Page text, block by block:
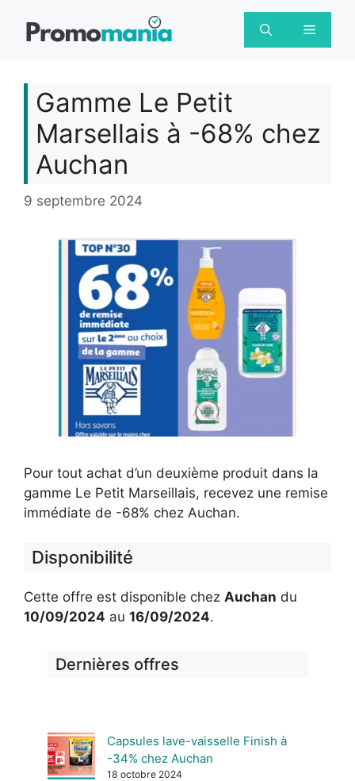
Menu
Gamme Le Petit
Marsellais à -68% chez
Auchan
9 septembre 2024
Pour tout achat d’un deuxième produit dans la
gamme Le Petit Marseillais, recevez une remise
immédiate de -68% chez Auchan.
Disponibilité
Cette offre est disponible chez Auchan du
10/09/2024 au 16/09/2024.
Dernières offres
Capsules lave-vaisselle Finish à
-34% chez Auchan
18 octobre 2024